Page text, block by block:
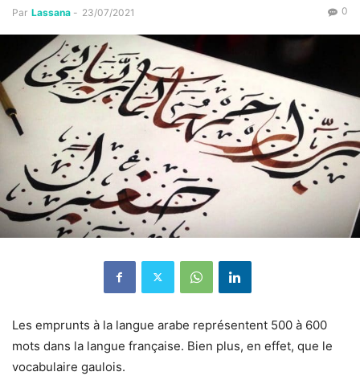
Par Lassana - 23/07/2021 0
Les emprunts à la langue arabe représentent 500 à 600
mots dans la langue française. Bien plus, en effet, que le
vocabulaire gaulois.